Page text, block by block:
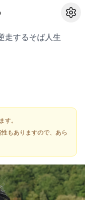
設定
するそば人生
。
もありますので、あら